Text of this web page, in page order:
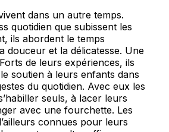
dans un autre temps.
quotidien que subissent les
ils abordent le temps
douceur et la délicatesse. Une
de leurs expériences, ils
soutien à leurs enfants dans
du quotidien. Avec eux les
seuls, à lacer leurs
avec une fourchette. Les
connues pour leurs